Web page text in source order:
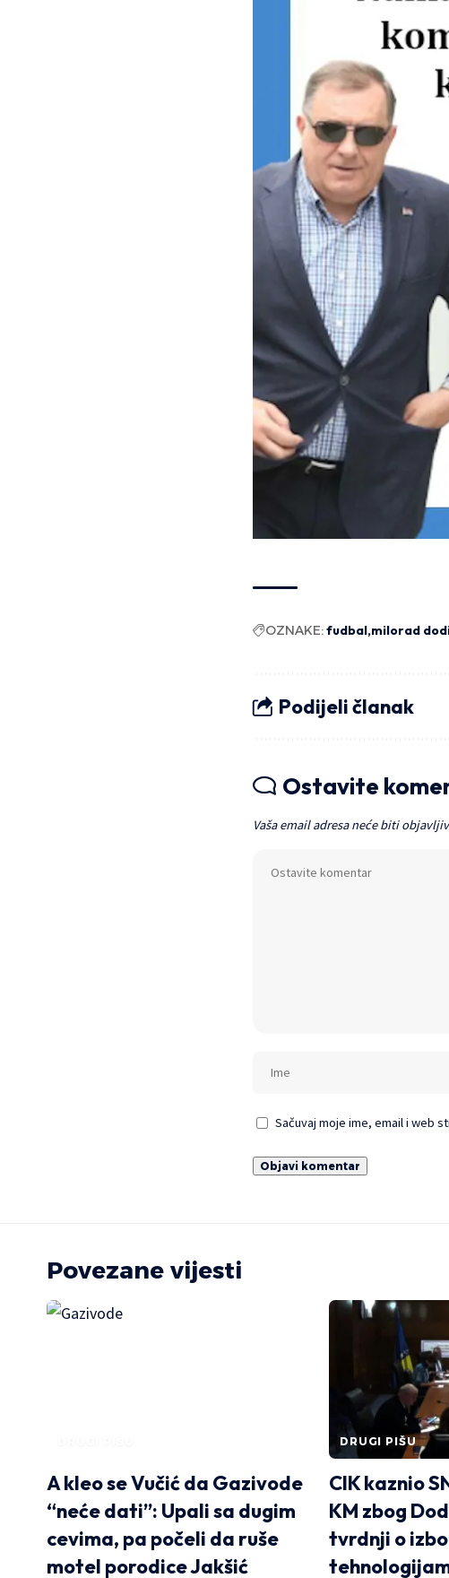
OZNAKE:fudbal milorad
Podijeli članak
Ostavite
Vaša email adresa neće biti
Sačuvaj moje ime, email i web
Povezane vijesti
A kleo se Vučić da Gazivode
“neće dati”: Upali sa dugim
cevima, pa počeli da ruše
motel porodice Jakšić
DRUGI PIŠU
CIK kaznio
KM zbog
tvrdnji o